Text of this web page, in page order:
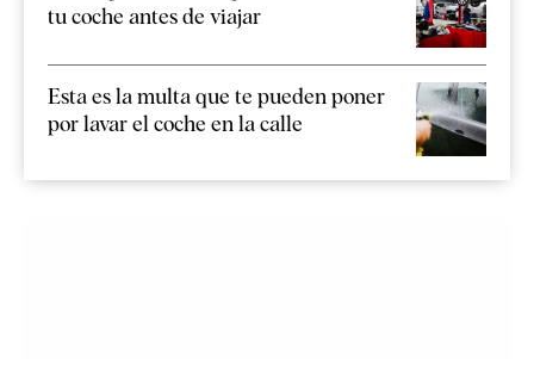
tu coche antes de viajar
Esta es la multa que te pueden poner
por lavar el coche en la calle